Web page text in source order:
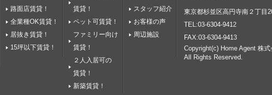
路面店賃貸！
全業種OK賃貸！
居抜き賃貸！
15坪以下賃貸！
賃貸！
ペット可賃貸！
ファミリー向け
賃貸！
２人入居可の
賃貸！
新築賃貸！
スタッフ紹介
お客様の声
周辺施設
東京都杉並区高円寺南２丁目
TEL:03-6304-9412
FAX:03-6304-9413
Copyright(c) Home Agent 株
All Rights Reserved.